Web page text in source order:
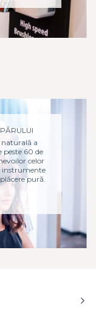
a
peste 60 de
celor
instrumente
pură.